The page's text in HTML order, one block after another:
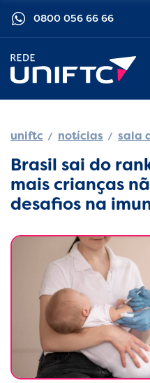
0800 056 66 66
uniftc notícias sala
Brasil sai do
mais crianças
desafios na